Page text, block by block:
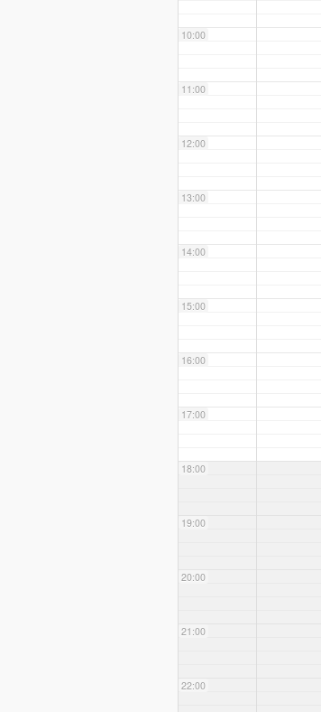
10:00
11:00
12:00
13:00
14:00
15:00
16:00
17:00
18:00
19:00
20:00
21:00
22:00